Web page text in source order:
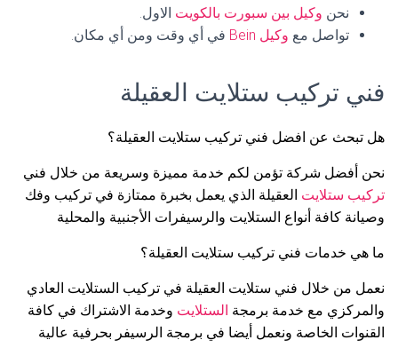
نحن وكيل بين سبورت بالكويت الاول.
تواصل مع وكيل Bein في أي وقت ومن أي مكان.
فني تركيب ستلايت العقيلة
هل تبحث عن افضل فني تركيب ستلايت العقيلة؟
نحن أفضل شركة تؤمن لكم خدمة مميزة وسريعة من خلال فني
تركيب ستلايت العقيلة الذي يعمل بخبرة ممتازة في تركيب وفك
وصيانة كافة أنواع الستلايت والرسيفرات الأجنبية والمحلية
ما هي خدمات فني تركيب ستلايت العقيلة؟
نعمل من خلال فني ستلايت العقيلة في تركيب الستلايت العادي
والمركزي مع خدمة برمجة الستلايت وخدمة الاشتراك في كافة
القنوات الخاصة ونعمل أيضا في برمجة الرسيفر بحرفية عالية